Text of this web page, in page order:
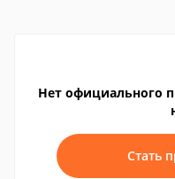
Нет официального
Стать